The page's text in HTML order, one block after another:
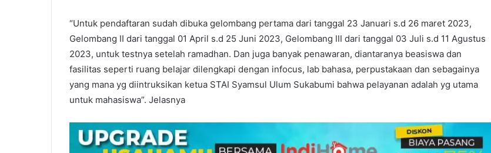
“Untuk pendaftaran sudah dibuka gelombang pertama dari tanggal 23 Januari s.d 26 maret 2023,
Gelombang II dari tanggal 01 April s.d 25 Juni 2023, Gelombang III dari tanggal 03 Juli s.d 11 Agustus
2023, untuk testnya setelah ramadhan. Dan juga banyak penawaran, diantaranya beasiswa dan
fasilitas seperti ruang belajar dilengkapi dengan infocus, lab bahasa, perpustakaan dan sebagainya
yang mana yg diintruksikan ketua STAI Syamsul Ulum Sukabumi bahwa pelayanan adalah yg utama
untuk mahasiswa”. Jelasnya